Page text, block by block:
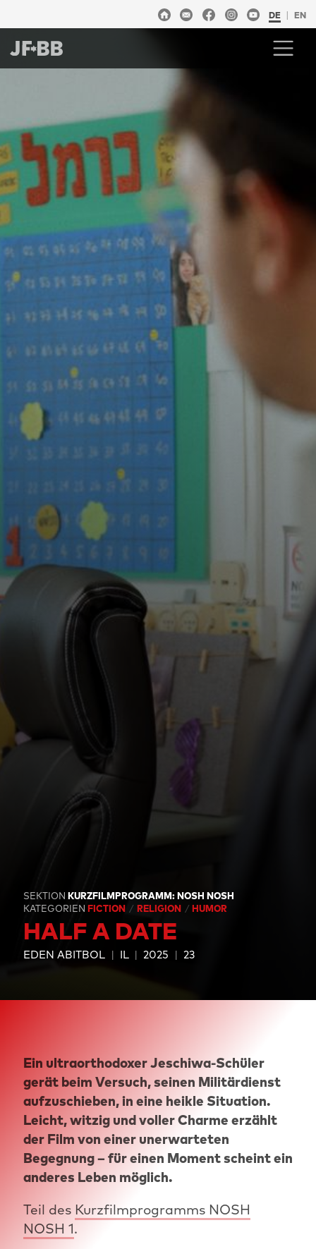
DE EN
SEKTION KURZFILMPROGRAMM: NOSH NOSH
KATEGORIEN FICTION RELIGION HUMOR
HALF A DATE
EDEN ABITBOL IL 2025 23
Ein ultraorthodoxer Jeschiwa-Schüler
gerät beim Versuch, seinen Militärdienst
aufzuschieben, in eine heikle Situation.
Leicht, witzig und voller Charme erzählt
der Film von einer unerwarteten
Begegnung – für einen Moment scheint ein
anderes Leben möglich.
Teil des Kurzfilmprogramms NOSH
NOSH 1.